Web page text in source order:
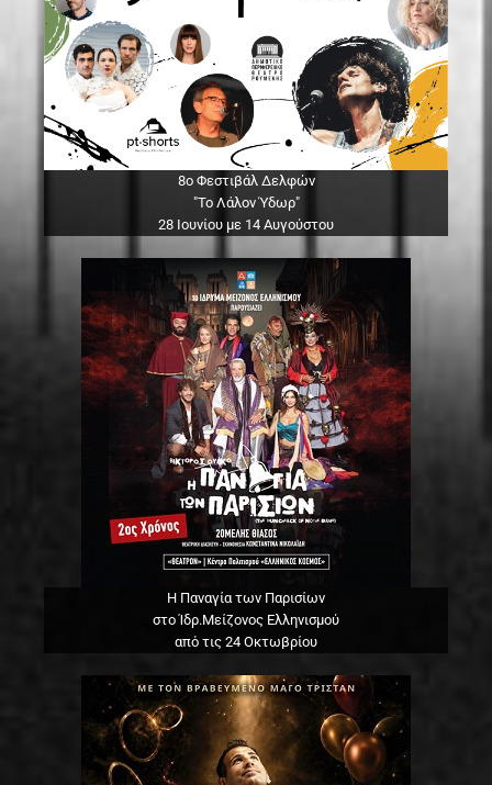
8ο Φεστιβάλ Δελφών
"Το Λάλον Ύδωρ"
28 Ιουνίου με 14 Αυγούστου
Η Παναγία των Παρισίων
στο Ίδρ.Μείζονος Ελληνισμού
από τις 24 Οκτωβρίου